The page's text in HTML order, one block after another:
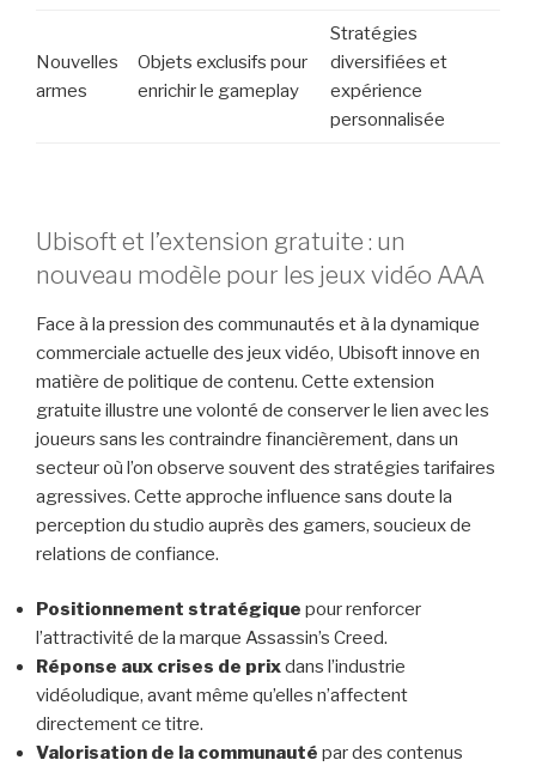
Nouvelles
armes
Objets exclusifs pour
enrichir le gameplay
Stratégies
diversifiées et
expérience
personnalisée
Ubisoft et l’extension gratuite : un
nouveau modèle pour les jeux vidéo AAA
Face à la pression des communautés et à la dynamique
commerciale actuelle des jeux vidéo, Ubisoft innove en
matière de politique de contenu. Cette extension
gratuite illustre une volonté de conserver le lien avec les
joueurs sans les contraindre financièrement, dans un
secteur où l’on observe souvent des stratégies tarifaires
agressives. Cette approche influence sans doute la
perception du studio auprès des gamers, soucieux de
relations de confiance.
Positionnement stratégique pour renforcer
l’attractivité de la marque Assassin’s Creed.
Réponse aux crises de prixdans l’industrie
vidéoludique, avant même qu’elles n’affectent
directement ce titre.
Valorisation de la communauté par des contenus